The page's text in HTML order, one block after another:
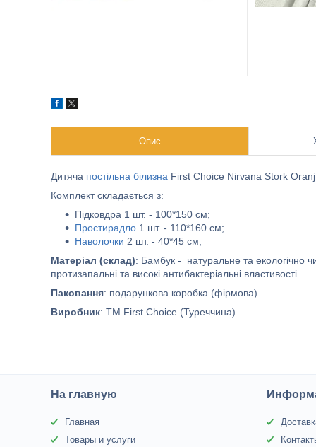
Опис
Дитяча постільна білизна First Choice Nirvana Stork
Комплект складається з:
Підковдра 1 шт. - 100*150 см;
Простирадло 1 шт. - 110*160 см;
Наволочки 2 шт. - 40*45 см;
Матеріал (склад): Бамбук - натуральне та екологічно
протизапальні та високі антибактеріальні властивості.
Паковання: подарункова коробка (фірмова)
Виробник: ТМ First Choice (Туреччина)
На главную
Главная
Товары и услуги